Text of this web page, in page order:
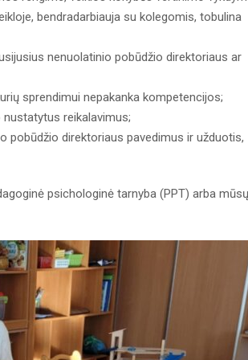
bendradarbiauja su kolegomis, tobulina
nenuolatinio pobūdžio direktoriaus ar
sprendimui nepakanka kompetencijos;
reikalavimus;
pobūdžio direktoriaus pavedimus ir užduotis,
psichologinė tarnyba (PPT) arba mūsų